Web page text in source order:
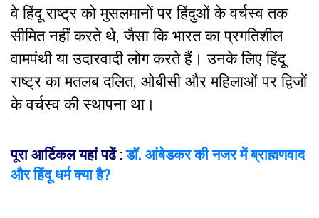
वे हिंदू राष्ट्र को मुसलमानों पर हिंदुओं के वर्चस्व तक
सीमित नहीं करते थे, जैसा कि भारत का प्रगतिशील
वामपंथी या उदारवादी लोग करते हैं। उनके लिए हिंदू
राष्ट्र का मतलब दलित, ओबीसी और महिलाओं पर द्विजों
के वर्चस्व की स्थापना था।
पूरा आर्टिकल यहां पढें:डॉ. आंबेडकर की नजर में ब्राह्मणवाद
और हिंदू धर्म क्या है?